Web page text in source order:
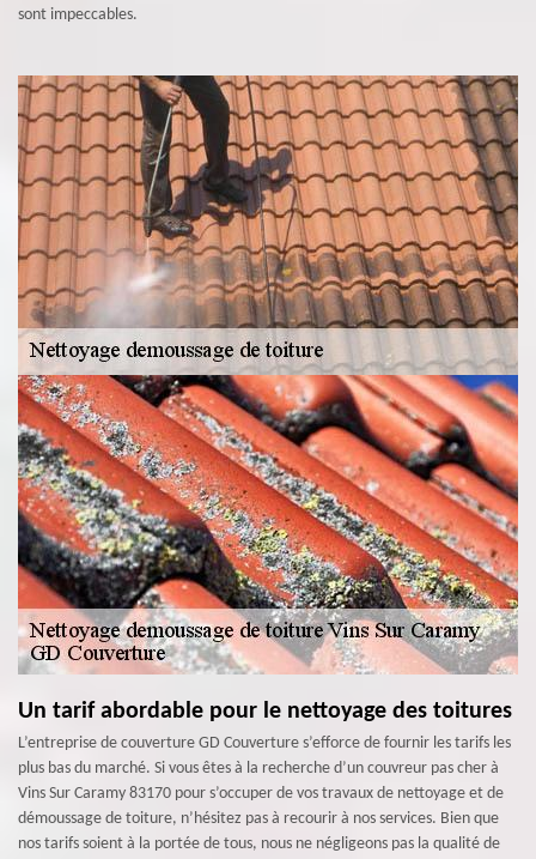
sont impeccables.
Un tarif abordable pour le nettoyage des toitures
L’entreprise de couverture GD Couverture s’efforce de fournir les tarifs les
plus bas du marché. Si vous êtes à la recherche d’un couvreur pas cher à
Vins Sur Caramy 83170 pour s’occuper de vos travaux de nettoyage et de
démoussage de toiture, n’hésitez pas à recourir à nos services. Bien que
nos tarifs soient à la portée de tous, nous ne négligeons pas la qualité de